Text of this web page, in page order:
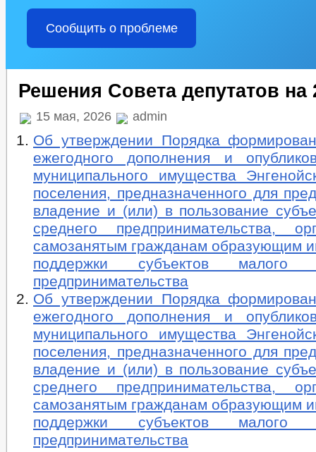
Сообщить о проблеме
Решения Совета депутатов на
15 мая, 2026 admin
Об утверждении Порядка
ежегодного дополнения и
муниципального имущества
поселения, предназначенного для
владение и (или) в пользование
среднего предпринимательства,
самозанятым гражданам образующим
поддержки субъектов малого
предпринимательства
Об утверждении Порядка
ежегодного дополнения и
муниципального имущества
поселения, предназначенного для
владение и (или) в пользование
среднего предпринимательства,
самозанятым гражданам образующим
поддержки субъектов малого
предпринимательства